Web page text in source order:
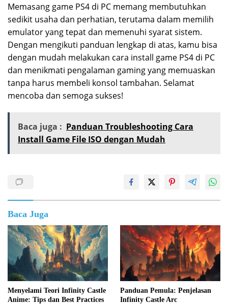
Memasang game PS4 di PC memang membutuhkan
sedikit usaha dan perhatian, terutama dalam memilih
emulator yang tepat dan memenuhi syarat sistem.
Dengan mengikuti panduan lengkap di atas, kamu bisa
dengan mudah melakukan cara install game PS4 di PC
dan menikmati pengalaman gaming yang memuaskan
tanpa harus membeli konsol tambahan. Selamat
mencoba dan semoga sukses!
Baca juga : Panduan Troubleshooting Cara
Install Game File ISO dengan Mudah
Baca Juga
Menyelami Teori Infinity Castle
Anime: Tips dan Best Practices
Panduan Pemula: Penjelasan
Infinity Castle Arc